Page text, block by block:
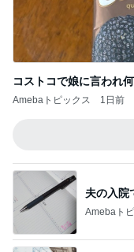
コストコで娘に言われ
Amebaトピックス 1日前
夫の入院
Amebaト